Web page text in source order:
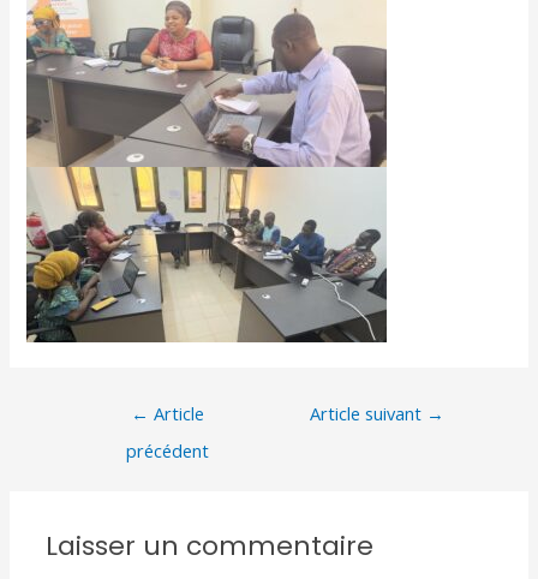
← Article
précédent
Article suivant →
Laisser un commentaire